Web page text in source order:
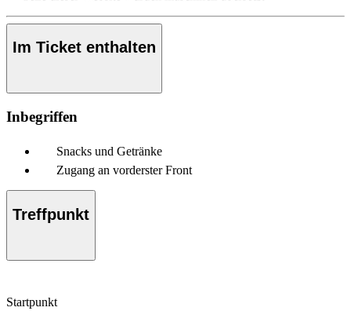
Im Ticket enthalten
Inbegriffen
Snacks und Getränke
Zugang an vorderster Front
Treffpunkt
Startpunkt